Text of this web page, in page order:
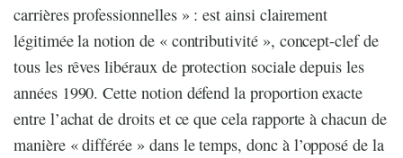
carrières professionnelles » : est ainsi clairement
légitimée la notion de « contributivité », concept-clef de
tous les rêves libéraux de protection sociale depuis les
années 1990. Cette notion défend la proportion exacte
entre l’achat de droits et ce que cela rapporte à chacun de
manière « différée » dans le temps, donc à l’opposé de la